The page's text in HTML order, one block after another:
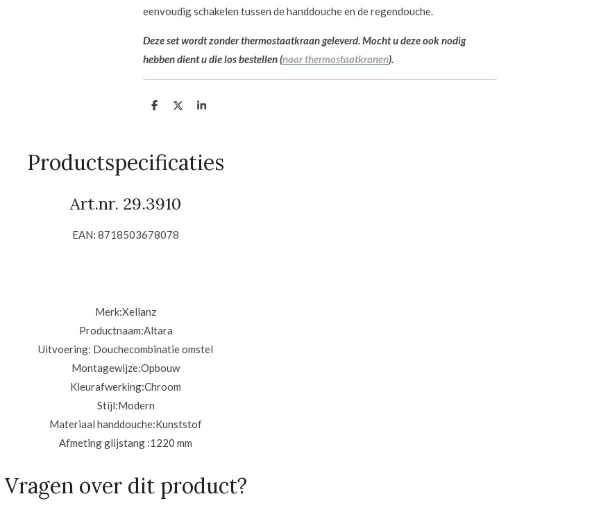
eenvoudig schakelen tussen de handdouche en de regendouche.
Deze set wordt zonder thermostaatkraan geleverd. Mocht u deze ook nodig
hebben dient u die los bestellen (naarthermostaatkranen).
D
D
S
Productspecificaties
Art.nr. 29.3910
EAN: 8718503678078
Merk:Xellanz
Productnaam:Altara
Uitvoering: Douchecombinatie omstel
Montagewijze:Opbouw
Kleurafwerking:Chroom
Stijl:Modern
Materiaal handdouche:Kunststof
Afmeting glijstang :1220 mm
Vragen over dit product?